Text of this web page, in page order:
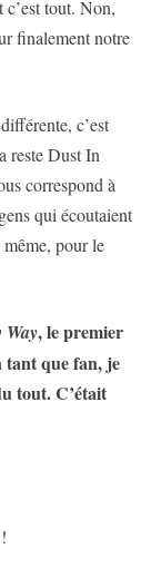
c’est tout. Non,
finalement notre
c’est
reste Dust In
correspond à
qui écoutaient
pour le
Way, le premier
tant que fan, je
tout. C’était